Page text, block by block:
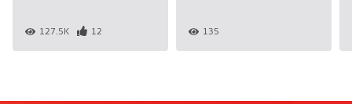
127.5K 12 135